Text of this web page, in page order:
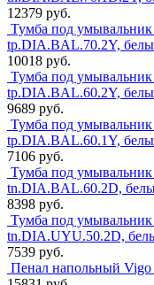
12379 руб.
Тумба под умывальник
tp.DIA.BAL.70.2Y,
10018 руб.
Тумба под умывальник
tp.DIA.BAL.60.2Y,
9689 руб.
Тумба под умывальник
tp.DIA.BAL.60.1Y,
7106 руб.
Тумба под
tn.DIA.BAL.60.2D,
8398 руб.
Тумба под
tn.DIA.UYU.50.2D,
7539 руб.
Пенал напольный